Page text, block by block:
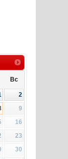
Вс
2
9
16
23
30